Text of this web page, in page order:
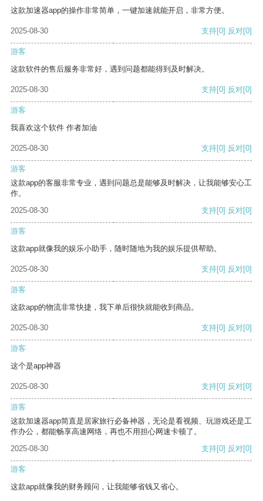
这款加速器app的操作非常简单，一键加速就能开启，非常方便。
2025-08-30 支持[0] 反对[0]
游客
这款软件的售后服务非常好，遇到问题都能得到及时解决。
2025-08-30 支持[0] 反对[0]
游客
我喜欢这个软件 作者加油
2025-08-30 支持[0] 反对[0]
游客
这款app的客服非常专业，遇到问题总是能够及时解决，让我能够安心工
作。
2025-08-30
支持[0] 反对[0]
游客
这款app就像我的娱乐小助手，随时随地为我的娱乐提供帮助。
2025-08-30 支持[0] 反对[0]
游客
这款app的物流非常快捷，我下单后很快就能收到商品。
2025-08-30 支持[0] 反对[0]
游客
这个是app神器
2025-08-30 支持[0] 反对[0]
游客
这款加速器app简直是居家旅行必备神器，无论是看视频、玩游戏还是工
作办公，都能畅享高速网络，再也不用担心网速卡顿了。
2025-08-30
支持[0] 反对[0]
游客
这款app就像我的财务顾问，让我能够省钱又省心。